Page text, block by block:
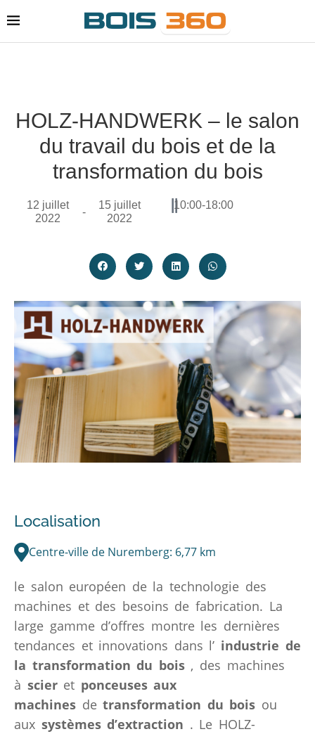
HOLZ-HANDWERK – le salon
du travail du bois et de la
transformation du bois
12 juillet
2022
-
15 juillet
2022
10:00-18:00
Localisation
Centre-ville de Nuremberg: 6,77 km
le salon européen de la technologie des
machines et des besoins de fabrication. La
large gamme d’offres montre les dernières
tendances et innovations dans l’ industrie de
la transformation du bois, des machines
à scieret ponceuses aux
machines detransformation du bois ou
aux systèmes d’extraction . Le HOLZ-